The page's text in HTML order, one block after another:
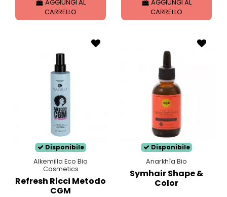
AGGIUNGI AL
CARRELLO
AGGIUNGI AL
CARRELLO
Disponibile
Alkemilla Eco Bio
Cosmetics
Refresh Ricci Metodo
CGM
Disponibile
Anarkhìa Bio
Symhair Shape &
Color